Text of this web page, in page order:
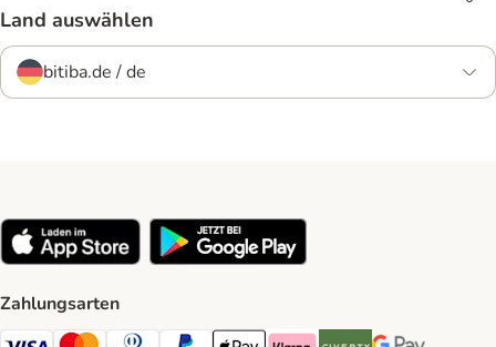
Land auswählen
bitiba.de / de
Zahlungsarten